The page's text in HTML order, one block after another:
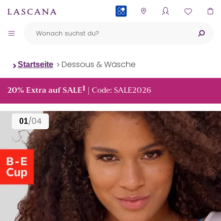
Startseite Dessous & Wäsche
20% Extra auf SALE1 | Code: SALE2026
01/04